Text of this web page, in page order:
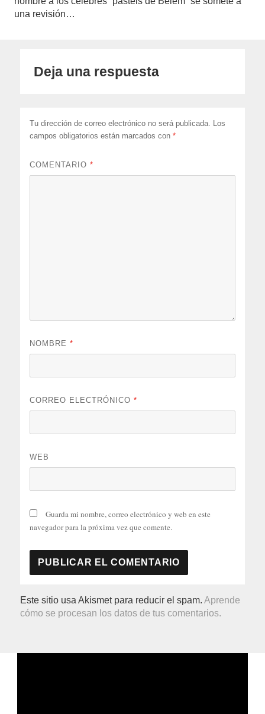
una revisión…
Deja una respuesta
Tu dirección de correo electrónico no será publicada. Los
campos obligatorios están marcados con*
COMENTARIO*
NOMBRE*
CORREO ELECTRÓNICO*
WEB
Guarda mi nombre, correo electrónico y web en este
navegador para la próxima vez que comente.
Este sitio usa Akismet para reducir el spam.Aprende
cómo se procesan los datos de tus comentarios.